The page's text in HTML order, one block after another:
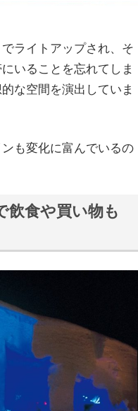
ライトアップされ、そ
いることを忘れてしま
な空間を演出していま
も変化に富んでいるの
飲食や買い物も